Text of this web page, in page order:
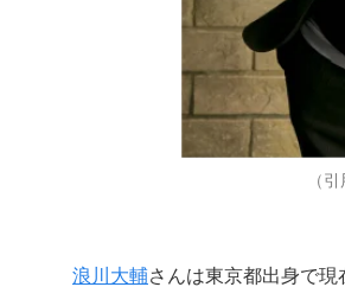
（
浪川大輔さんは東京都出身で